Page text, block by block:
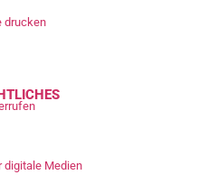
drucken
digitale Medien